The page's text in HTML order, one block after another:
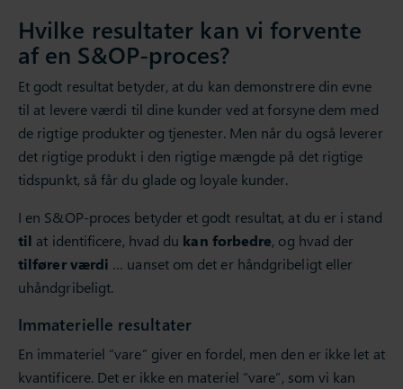
Hvilke resultater kan vi forvente
af en S&OP-proces?
Et godt resultat betyder, at du kan demonstrere din evne
til at levere værdi til dine kunder ved at forsyne dem med
de rigtige produkter og tjenester. Men når du også leverer
det rigtige produkt i den rigtige mængde på det rigtige
tidspunkt, så får du glade og loyale kunder.
I en S&OP-proces betyder et godt resultat, at du er i stand
til at identificere, hvad du kan forbedre, og hvad der
tilfører værdi … uanset om det er håndgribeligt eller
uhåndgribeligt.
Immaterielle resultater
En immateriel “vare” giver en fordel, men den er ikke let at
kvantificere. Det er ikke en materiel “vare”, som vi kan